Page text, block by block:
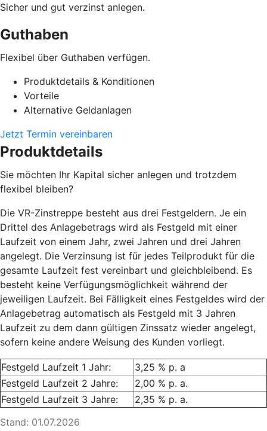
Sicher und gut verzinst anlegen.
Guthaben
Flexibel über Guthaben verfügen.
Produktdetails & Konditionen
Vorteile
Alternative Geldanlagen
Jetzt Termin vereinbaren
Produktdetails
Sie möchten Ihr Kapital sicher anlegen und trotzdem
flexibel bleiben?
Die VR-Zinstreppe besteht aus drei Festgeldern. Je ein
Drittel des Anlagebetrags wird als Festgeld mit einer
Laufzeit von einem Jahr, zwei Jahren und drei Jahren
angelegt. Die Verzinsung ist für jedes Teilprodukt für die
gesamte Laufzeit fest vereinbart und gleichbleibend. Es
besteht keine Verfügungsmöglichkeit während der
jeweiligen Laufzeit. Bei Fälligkeit eines Festgeldes wird der
Anlagebetrag automatisch als Festgeld mit 3 Jahren
Laufzeit zu dem dann gültigen Zinssatz wieder angelegt,
sofern keine andere Weisung des Kunden vorliegt.
Stand: 01.07.2026
Festgeld Laufzeit 1 Jahr:
3,25 % p. a
Festgeld Laufzeit 2 Jahre:
2,00 % p. a.
Festgeld Laufzeit 3 Jahre:
2,35 % p. a.